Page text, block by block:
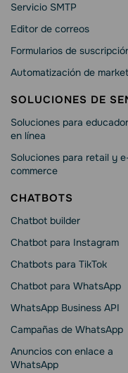
Servicio SMTP
Editor de correos
Formularios de
Automatización de
SOLUCIONES DE
Soluciones para
en línea
Soluciones para retail y
commerce
CHATBOTS
Chatbot builder
Chatbot para Instagram
Chatbots para TikTok
Chatbot para WhatsApp
WhatsApp Business API
Campañas de WhatsApp
Anuncios con enlace a
WhatsApp